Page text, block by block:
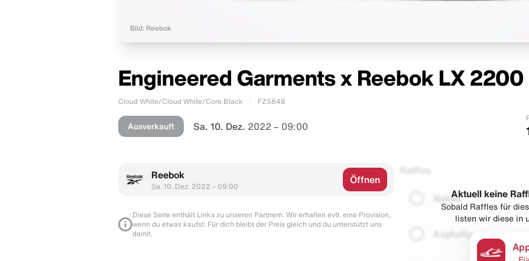
Bild: Reebok
Engineered Garments x Reebok LX
Cloud White/Cloud White/Core Black FZ5848
Ausverkauft Sa. 10. Dez. 2022 – 09:00
Reebok
Sa. 10. Dez. 2022 – 09:00
Öffnen
Diese Seite enthält Links zu unseren Partnern. Wir erhalten evtl. eine Provision,
wenn du etwas kaufst. Für dich bleibt der Preis gleich und du unterstützt uns
damit.
Raffles
Naked
Asphaltgold
Aktuell keine
Sobald Raffles für
listen wir diese in